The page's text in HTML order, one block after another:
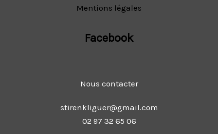
Mentions légales
Facebook
Nous contacter
stirenkliguer@gmail.com
02 97 32 65 06